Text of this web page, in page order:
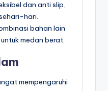
dan anti slip,
hari.
bahan lain
medan berat.
mempengaruhi